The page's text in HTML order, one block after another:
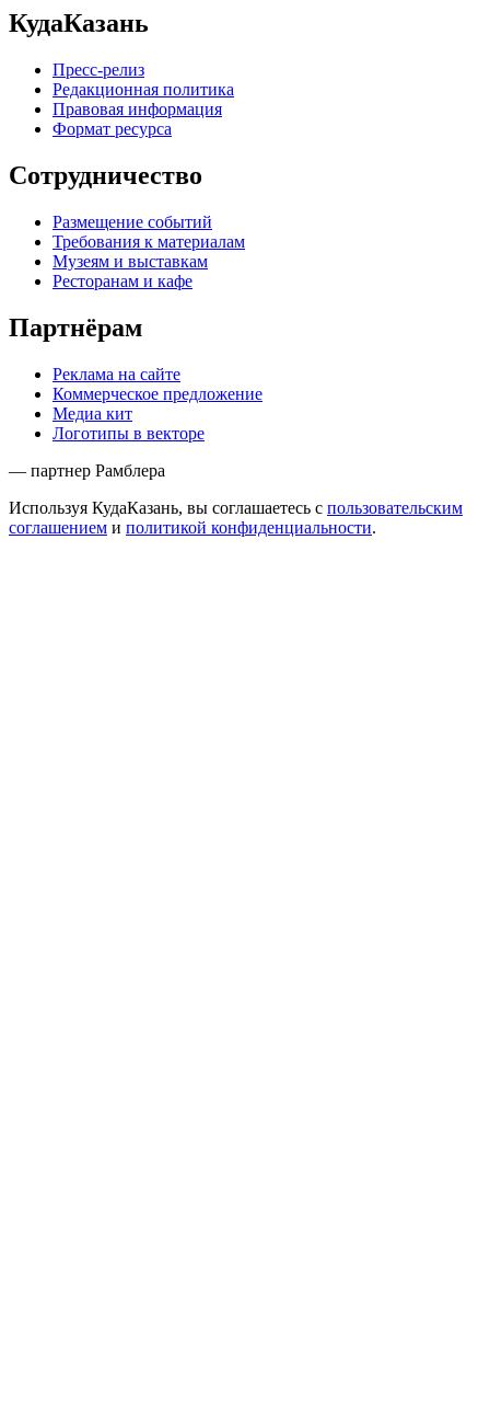
КудаКазань
Пресс-релиз
Редакционная политика
Правовая информация
Формат ресурса
Сотрудничество
Размещение событий
Требования к материалам
Музеям и выставкам
Ресторанам и кафе
Партнёрам
Реклама на сайте
Коммерческое предложение
Медиа кит
Логотипы в векторе
— партнер Рамблера
Используя КудаКазань, вы соглашаетесь с пользовательским
соглашением и политикой конфиденциальности.